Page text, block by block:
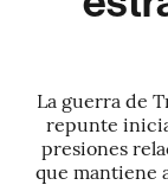
La guerra de
repunte
presiones
que mantiene